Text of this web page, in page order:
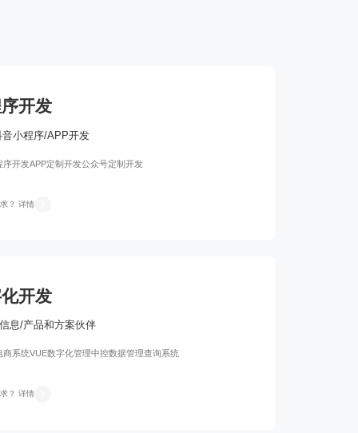
开发
音小程序/APP开发
序开发APP定制开发公众号定制开发
？ 详情
开发
息/产品和方案伙伴
商系统VUE数字化管理中控数据管理查询系统
？ 详情